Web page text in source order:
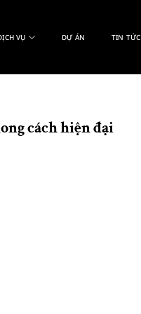
VỤ DỰ ÁN TIN TỨC
cách hiện đại